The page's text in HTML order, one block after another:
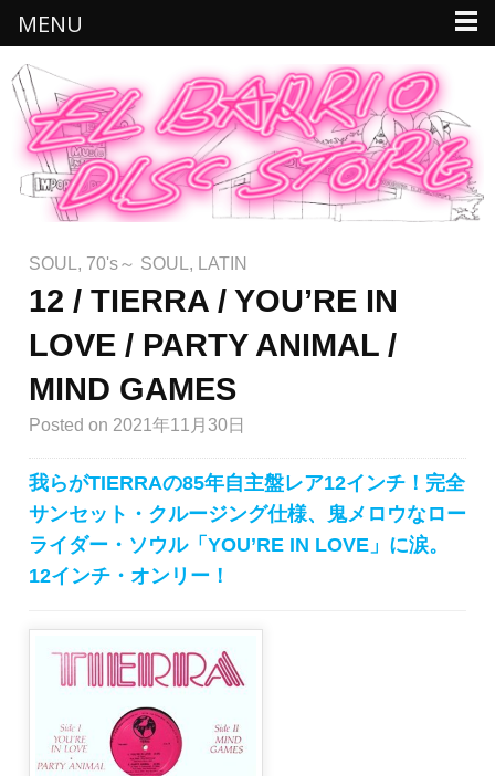
SOUL , 70's～ SOUL , LATIN
12 / TIERRA / YOU’RE IN
LOVE / PARTY ANIMAL /
MIND GAMES
Posted on 2021年11月30日
我らがTIERRAの85年自主盤レア12インチ！完全
サンセット・クルージング仕様、鬼メロウなロー
ライダー・ソウル「YOU’RE IN LOVE」に涙。
12インチ・オンリー！
MENU